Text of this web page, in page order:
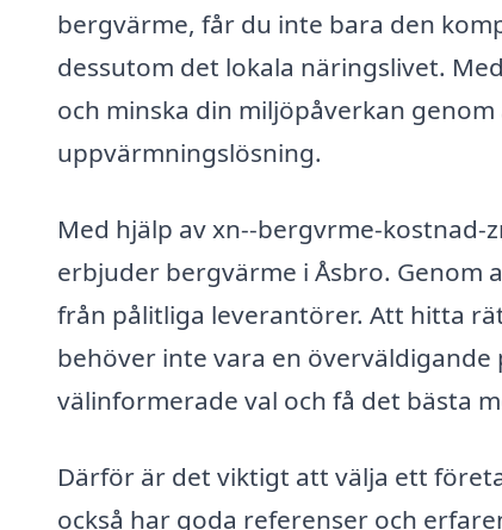
bergvärme, får du inte bara den
dessutom det lokala näringslivet.
och minska din miljöpåverkan
uppvärmningslösning.
Med hjälp av xn--bergvrme-
erbjuder bergvärme i Åsbro.
från pålitliga leverantörer. Att hitta
behöver inte vara en
välinformerade val och få det bästa
Därför är det viktigt att välja ett
också har goda referenser och